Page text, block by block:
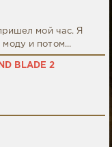
мой час. Я
и потом...
BLADE 2